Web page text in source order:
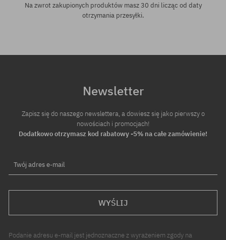
Na zwrot zakupionych produktów masz 30 dni licząc od daty
otrzymania przesyłki.
Newsletter
Zapisz się do naszego newslettera, a dowiesz się jako pierwszy o
nowościach i promocjach!
Dodatkowo otrzymasz kod rabatowy -5% na całe zamówienie!
Twój adres e-mail
WYŚLIJ
Podanie adresu e-mail jest jednoznaczne z wyrażeniem zgody na